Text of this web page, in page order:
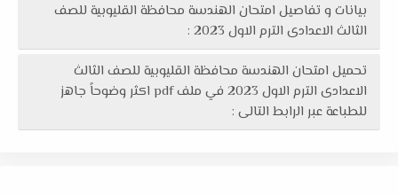
بيانات و تفاصيل امتحان الهندسة محافظة القليوبية للصف
الثالث الاعدادى الترم الاول 2023 :
تحميل امتحان الهندسة محافظة القليوبية للصف الثالث
الاعدادى الترم الاول 2023 في ملف pdf اكثر وضوحاً جاهز
للطباعة عبر الرابط التالى :